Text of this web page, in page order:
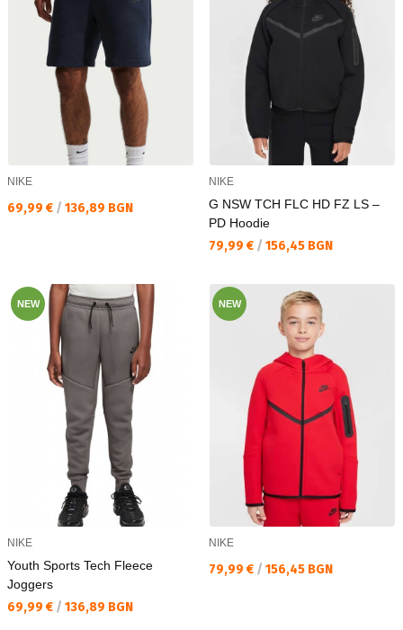
NIKE
Текуща цена:
69,99 € / 136,89 BGN
NIKE
G NSW TCH FLC HD FZ LS –
PD Hoodie
Текуща цена:
79,99 € / 156,45 BGN
NEW
NIKE
Youth Sports Tech Fleece
Joggers
Текуща цена:
69,99 € / 136,89 BGN
NEW
NIKE
Текуща цена:
79,99 € / 156,45 BGN